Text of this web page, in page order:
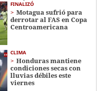
FINALIZÓ
Motagua sufrió para
derrotar al FAS en Copa
Centroamericana
CLIMA
Honduras mantiene
condiciones secas con
lluvias débiles este
viernes